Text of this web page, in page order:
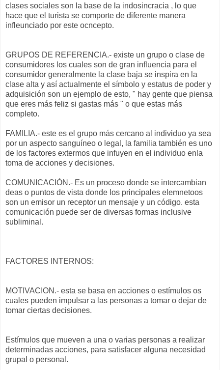
clases sociales son la base de la indosincracia , lo que
hace que el turista se comporte de diferente manera
infleunciado por este ocncepto.
GRUPOS DE REFERENCIA.- existe un grupo o clase de
consumidores los cuales son de gran influencia para el
consumidor generalmente la clase baja se inspira en la
clase alta y así actualmente el símbolo y estatus de poder y
adquisición son un ejemplo de esto, " hay gente que piensa
que eres más feliz si gastas más " o que estas más
completo.
FAMILIA.- este es el grupo más cercano al individuo ya sea
por un aspecto sanguíneo o legal, la familia también es uno
de los factores extermos que infuyen en el individuo enla
toma de acciones y decisiones.
COMUNICACIÓN.- Es un proceso donde se intercambian
deas o puntos de vista donde los principales elemnetoos
son un emisor un receptor un mensaje y un código. esta
comunicación puede ser de diversas formas inclusive
subliminal.
FACTORES INTERNOS:
MOTIVACION.- esta se basa en acciones o estímulos os
cuales pueden impulsar a las personas a tomar o dejar de
tomar ciertas decisiones.
Estímulos que mueven a una o varias personas a realizar
determinadas acciones, para satisfacer alguna necesidad
grupal o personal.